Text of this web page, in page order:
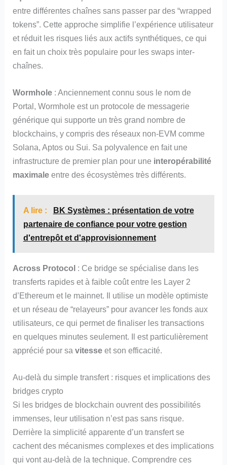
entre différentes chaînes sans passer par des “wrapped
tokens”. Cette approche simplifie l’expérience utilisateur
et réduit les risques liés aux actifs synthétiques, ce qui
en fait un choix très populaire pour les swaps inter-
chaînes.
Wormhole : Anciennement connu sous le nom de
Portal, Wormhole est un protocole de messagerie
générique qui supporte un très grand nombre de
blockchains, y compris des réseaux non-EVM comme
Solana, Aptos ou Sui. Sa polyvalence en fait une
infrastructure de premier plan pour une interopérabilité
maximale entre des écosystèmes très différents.
A lire :
BK Systèmes : présentation de votre
partenaire de confiance pour votre gestion
d'entrepôt et d'approvisionnement
Across Protocol : Ce bridge se spécialise dans les
transferts rapides et à faible coût entre les Layer 2
d’Ethereum et le mainnet. Il utilise un modèle optimiste
et un réseau de “relayeurs” pour avancer les fonds aux
utilisateurs, ce qui permet de finaliser les transactions
en quelques minutes seulement. Il est particulièrement
apprécié pour savitesse et son efficacité.
Au-delà du simple transfert : risques et implications des
bridges crypto
Si les bridges de blockchain ouvrent des possibilités
immenses, leur utilisation n’est pas sans risque.
Derrière la simplicité apparente d’un transfert se
cachent des mécanismes complexes et des implications
qui vont au-delà de la technique. Comprendre ces